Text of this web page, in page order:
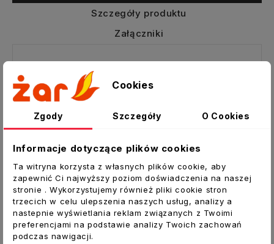
Szczegóły produktu
Załączniki
Przepustnica zwrotna wyposażona w
sprężynę pozwala ustawić klapę
przepustnicy w dowolnym położeniu , po
zwolnieniu mechanizmu klapa
automatycznie wraca do pozycji
Zamyka dopływ zimnego powietrza w
przypadku gdy kominek nie jest używany.
W dystrybucji gorącego powietrza pozwala
regulować przepływem strumienia
powietrza.
Cookies
Zgody Szczegóły O Cookies
Informacje dotyczące plików cookies
Ta witryna korzysta z własnych plików cookie, aby
zapewnić Ci najwyższy poziom doświadczenia na naszej
stronie . Wykorzystujemy również pliki cookie stron
trzecich w celu ulepszenia naszych usług, analizy a
nastepnie wyświetlania reklam związanych z Twoimi
preferencjami na podstawie analizy Twoich zachowań
podczas nawigacji.